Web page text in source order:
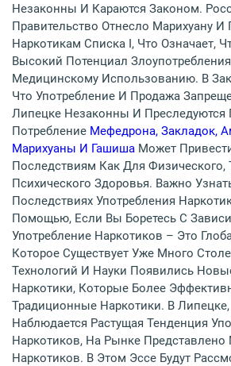
Незаконны И Караются Законом.
Правительство Отнесло Марихуану И
Наркотикам Списка I, Что Означает,
Высокий Потенциал
Медицинскому Использованию. В
Что Употребление И Продажа
Липецке Незаконны И Преследуются
Потребление Мефедрона, Закладок,
Марихуаны И Гашиша Может
Последствиям Как Для Физического,
Психического Здоровья. Важно
Последствиях Употребления
Помощью, Если Вы Боретесь С
Употребление Наркотиков – Это
Которое Существует Уже Много
Технологий И Науки Появились
Наркотики, Которые Более
Традиционные Наркотики. В
Наблюдается Растущая Тенденция
Наркотиков, На Рынке
Наркотиков. В Этом Эссе Будут